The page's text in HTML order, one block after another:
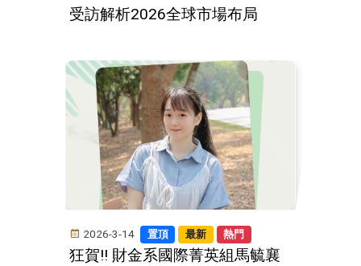
受訪解析2026全球市場布局
2026-3-14 置頂 最新 熱門
狂賀!! 財金系國際菁英組馬毓襄